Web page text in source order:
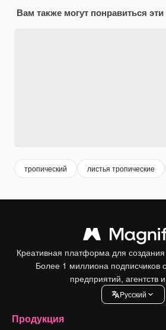
Вам также могут понравиться
тропический листья тропические
Креативная платформа для
Более 1 миллиона подписчиков
предприятий, агентств
Pусский
Продукция